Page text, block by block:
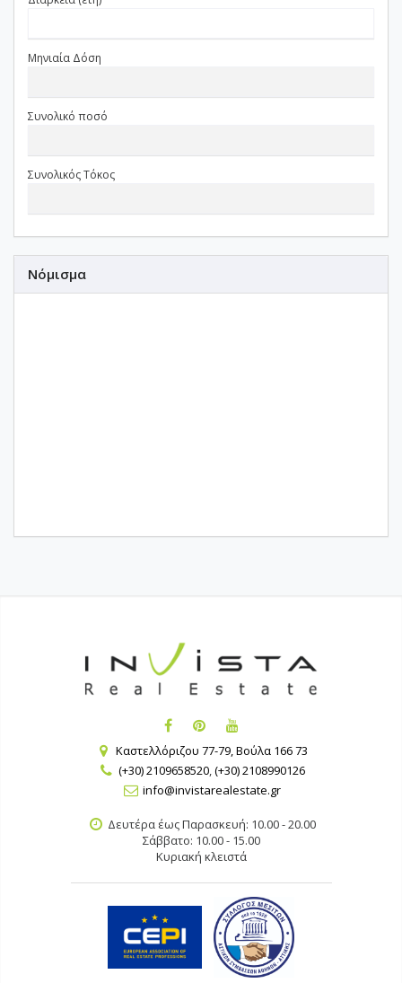
Μηνιαία Δόση
Συνολικό ποσό
Συνολικός Τόκος
Νόμισμα
Καστελλόριζου 77-79, Βούλα 166 73
(+30) 2109658520,(+30) 2108990126
info@invistarealestate.gr
Δευτέρα έως Παρασκευή: 10.00 - 20.00
Σάββατο: 10.00 - 15.00
Κυριακή κλειστά